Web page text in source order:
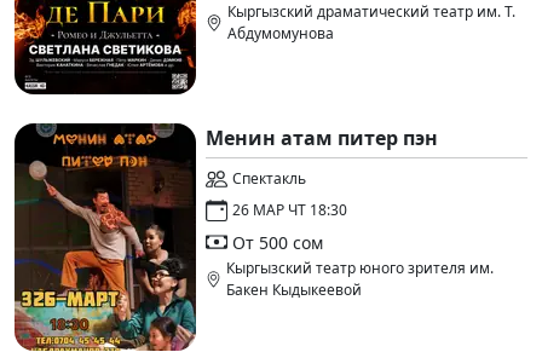
Кыргызский драматический театр им. Т.
Абдумомунова
Менин атам питер пэн
Спектакль
26 МАР ЧТ 18:30
От 500 сом
Кыргызский театр юного зрителя им.
Бакен Кыдыкеевой